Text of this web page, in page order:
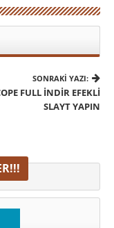
SONRAKI YAZI:
FULL İNDIR EFEKLI
SLAYT YAPIN